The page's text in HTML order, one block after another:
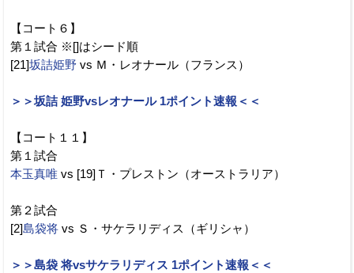
【コート６】
第１試合 ※[]はシード順
[21]坂詰姫野 vs Ｍ・レオナール（フランス）
＞＞坂詰 姫野vsレオナール 1ポイント速報＜＜
【コート１１】
第１試合
本玉真唯 vs [19]Ｔ・プレストン（オーストラリア）
第２試合
[2]島袋将 vs Ｓ・サケラリディス（ギリシャ）
＞＞島袋 将vsサケラリディス 1ポイント速報＜＜